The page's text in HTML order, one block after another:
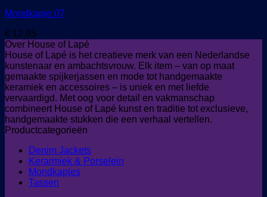
Mondkapje 07
€ 12,95
Over House of Lapé
House of Lapé is het creatieve merk van een Nederlandse
kunstenaar en ambachtsvrouw. Elk item – van op maat
gemaakte spijkerjassen en mode tot handgemaakte
keramiek en accessoires – is uniek en met liefde
vervaardigd. Met oog voor detail en vakmanschap
combineert House of Lapé kunst en traditie tot exclusieve,
handgemaakte stukken die een verhaal vertellen.
Productcategorieën
Denim Jackets
Kerarmiek & Porselein
Mondkapjes
Tassen